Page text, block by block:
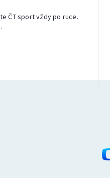
ČT sport vždy po ruce.